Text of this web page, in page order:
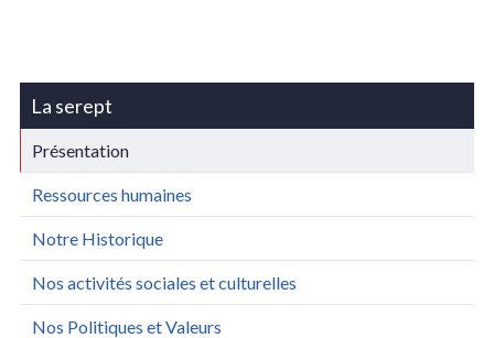
La serept
Présentation
Ressources humaines
Notre Historique
Nos activités sociales et culturelles
Nos Politiques et Valeurs